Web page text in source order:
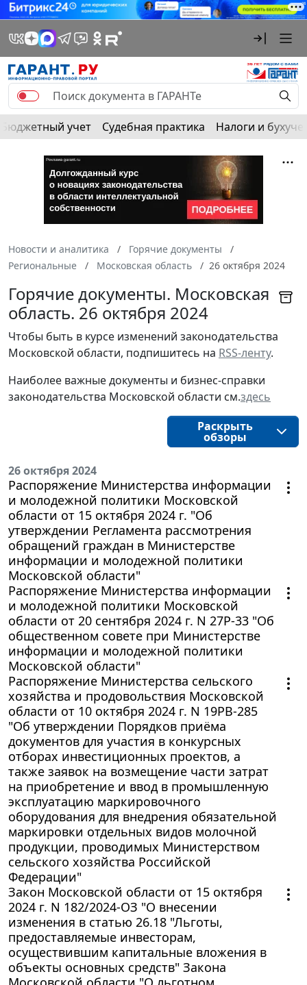
Бюджетный учет Судебная практика Налоги и
Новости и аналитика
Горячие документы
Региональные
Московская область 26 октября 2024
Горячие документы. Московская
область. 26 октября 2024
Чтобы быть в курсе изменений законодательства
Московской области, подпишитесь на RSS-ленту.
Наиболее важные документы и бизнес-справки
законодательства Московской области см.здесь
Раскрыть
обзоры
26 октября 2024
Распоряжение Министерства информации
и молодежной политики Московской
области от 15 октября 2024 г. "Об
утверждении Регламента рассмотрения
обращений граждан в Министерстве
информации и молодежной политики
Московской области"
Распоряжение Министерства информации
и молодежной политики Московской
области от 20 сентября 2024 г. N 27Р-33 "Об
общественном совете при Министерстве
информации и молодежной политики
Московской области"
Распоряжение Министерства сельского
хозяйства и продовольствия Московской
области от 10 октября 2024 г. N 19РВ-285
"Об утверждении Порядков приёма
документов для участия в конкурсных
отборах инвестиционных проектов, а
также заявок на возмещение части затрат
на приобретение и ввод в промышленную
эксплуатацию маркировочного
оборудования для внедрения обязательной
маркировки отдельных видов молочной
продукции, проводимых Министерством
сельского хозяйства Российской
Федерации"
Закон Московской области от 15 октября
2024 г. N 182/2024-ОЗ "О внесении
изменения в статью 26.18 "Льготы,
предоставляемые инвесторам,
осуществившим капитальные вложения в
объекты основных средств" Закона